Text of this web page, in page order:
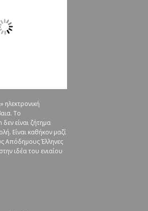
ηλεκτρονική
To
είναι ζήτημα
Είναι καθήκον μαζί
Απόδημους Έλληνες
ιδέα του ενιαίου